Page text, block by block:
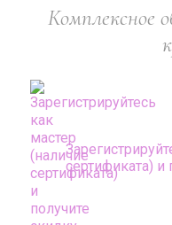
Комплексное
сертификата) и